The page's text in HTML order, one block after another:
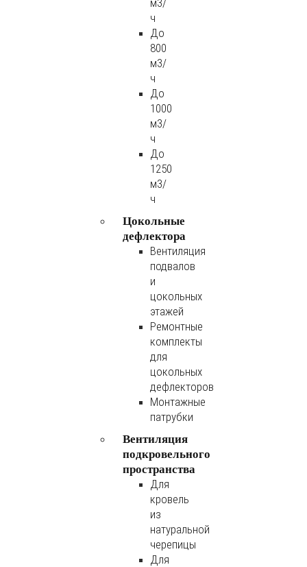
м3/
ч
До
800
м3/
ч
До
1000
м3/
ч
До
1250
м3/
ч
Цокольные
дефлектора
Вентиляция
подвалов
и
цокольных
этажей
Ремонтные
комплекты
для
цокольных
дефлекторов
Монтажные
патрубки
Вентиляция
подкровельного
пространства
Для
кровель
из
натуральной
черепицы
Для